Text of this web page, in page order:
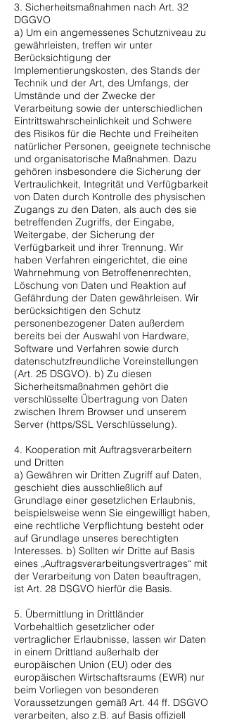
3. Sicherheitsmaßnahmen nach Art. 32
DGGVO
a) Um ein angemessenes Schutzniveau zu
gewährleisten, treffen wir unter
Berücksichtigung der
Implementierungskosten, des Stands der
Technik und der Art, des Umfangs, der
Umstände und der Zwecke der
Verarbeitung sowie der unterschiedlichen
Eintrittswahrscheinlichkeit und Schwere
des Risikos für die Rechte und Freiheiten
natürlicher Personen, geeignete technische
und organisatorische Maßnahmen. Dazu
gehören insbesondere die Sicherung der
Vertraulichkeit, Integrität und Verfügbarkeit
von Daten durch Kontrolle des physischen
Zugangs zu den Daten, als auch des sie
betreffenden Zugriffs, der Eingabe,
Weitergabe, der Sicherung der
Verfügbarkeit und ihrer Trennung. Wir
haben Verfahren eingerichtet, die eine
Wahrnehmung von Betroffenenrechten,
Löschung von Daten und Reaktion auf
Gefährdung der Daten gewährleisen. Wir
berücksichtigen den Schutz
personenbezogener Daten außerdem
bereits bei der Auswahl von Hardware,
Software und Verfahren sowie durch
datenschutzfreundliche Voreinstellungen
(Art. 25 DSGVO). b) Zu diesen
Sicherheitsmaßnahmen gehört die
verschlüsselte Übertragung von Daten
zwischen Ihrem Browser und unserem
Server (https/SSL Verschlüsselung).
4. Kooperation mit Auftragsverarbeitern
und Dritten
a) Gewähren wir Dritten Zugriff auf Daten,
geschieht dies ausschließlich auf
Grundlage einer gesetzlichen Erlaubnis,
beispielsweise wenn Sie eingewilligt haben,
eine rechtliche Verpflichtung besteht oder
auf Grundlage unseres berechtigten
Interesses. b) Sollten wir Dritte auf Basis
eines „Auftragsverarbeitungsvertrages“ mit
der Verarbeitung von Daten beauftragen,
ist Art. 28 DSGVO hierfür die Basis.
5. Übermittlung in Drittländer
Vorbehaltlich gesetzlicher oder
vertraglicher Erlaubnisse, lassen wir Daten
in einem Drittland außerhalb der
europäischen Union (EU) oder des
europäischen Wirtschaftsraums (EWR) nur
beim Vorliegen von besonderen
Voraussetzungen gemäß Art. 44 ff. DSGVO
verarbeiten, also z.B. auf Basis offiziell